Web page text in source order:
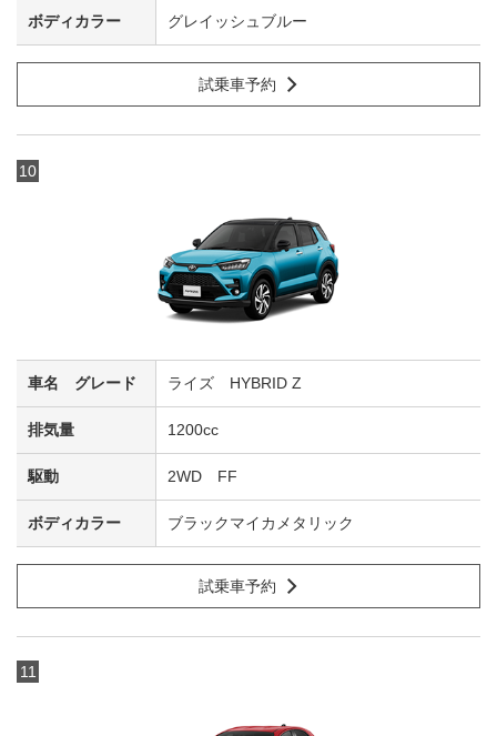
グレイッシュブルー
試乗車予約
10
ライズ HYBRID Z
1200cc
2WD FF
ブラックマイカメタリック
試乗車予約
11